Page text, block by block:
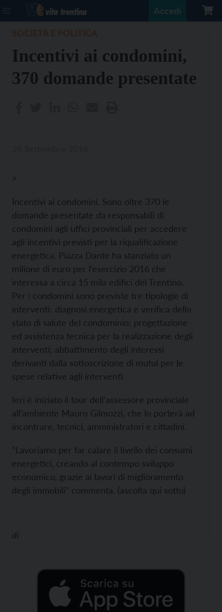
Accedi
Incentivi ai condomini,
370 domande presentate
>
Incentivi ai condomini. Sono oltre 370 le
domande presentate da responsabili di
condomini agli uffici provinciali per accedere
agli incentivi previsti per la riqualificazione
energetica. Piazza Dante ha stanziato un
milione di euro per l’esercizio 2016 che
interessa a circa 15 mila edifici del Trentino.
Per i condomini sono previste tre tipologie di
interventi: diagnosi energetica e verifica dello
stato di salute del condominio; progettazione
ed assistenza tecnica per la realizzazione degli
interventi; abbattimento degli interessi
derivanti dalla sottoscrizione di mutui per le
spese relative agli interventi.
Ieri è iniziato il tour dell’assessore provinciale
all’ambiente Mauro Gilmozzi, che lo porterà ad
incontrare, tecnici, amministratori e cittadini.
“Lavoriamo per far calare il livello dei consumi
energetici, creando al contempo sviluppo
economico, grazie ai lavori di miglioramento
degli immobili” commenta. (ascolta qui sotto)
di